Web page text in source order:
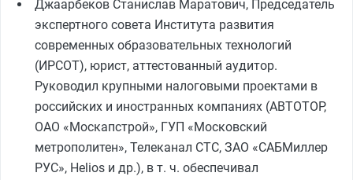
Джаарбеков Станислав Маратович, Председатель
экспертного совета Института развития
современных образовательных технологий
(ИРСОТ), юрист, аттестованный аудитор.
Руководил крупными налоговыми проектами в
российских и иностранных компаниях (АВТОТОР,
ОАО «Москапстрой», ГУП «Московский
метрополитен», Телеканал СТС, ЗАО «САБМиллер
РУС», Helios и др.), в т. ч. обеспечивал